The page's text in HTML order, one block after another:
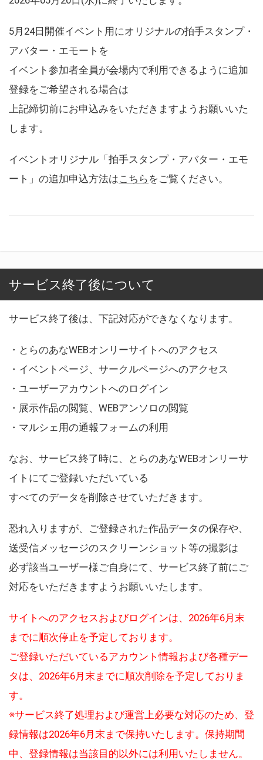
5月24日開催イベント用にオリジナルの拍手スタンプ・
アバター・エモートを
イベント参加者全員が会場内で利用できるように追加
登録をご希望される場合は
上記締切前にお申込みをいただきますようお願いいた
します。
イベントオリジナル「拍手スタンプ・アバター・エモ
ート」の追加申込方法はこちら をご覧ください。
サービス終了後について
サービス終了後は、下記対応ができなくなります。
・とらのあなWEBオンリーサイトへのアクセス
・イベントページ、サークルページへのアクセス
・ユーザーアカウントへのログイン
・展示作品の閲覧、WEBアンソロの閲覧
・マルシェ用の通報フォームの利用
なお、サービス終了時に、とらのあなWEBオンリーサ
イトにてご登録いただいている
すべてのデータを削除させていただきます。
恐れ入りますが、ご登録された作品データの保存や、
送受信メッセージのスクリーンショット等の撮影は
必ず該当ユーザー様ご自身にて、サービス終了前にご
対応をいただきますようお願いいたします。
サイトへのアクセスおよびログインは、2026年6月末
までに順次停止を予定しております。
ご登録いただいているアカウント情報および各種デー
タは、2026年6月末までに順次削除を予定しておりま
す。
※サービス終了処理および運営上必要な対応のため、登
録情報は2026年6月末まで保持いたします。保持期間
中、登録情報は当該目的以外には利用いたしません。